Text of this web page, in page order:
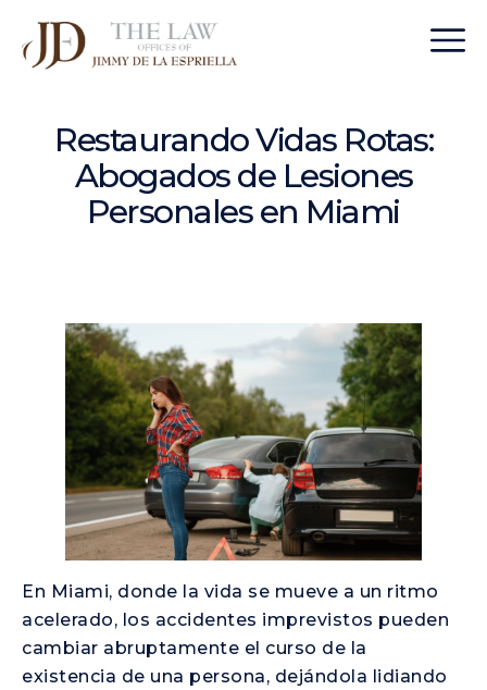
Restaurando Vidas Rotas:
Abogados de Lesiones
Personales en Miami
En Miami, donde la vida se mueve a un ritmo
acelerado, los accidentes imprevistos pueden
cambiar abruptamente el curso de la
existencia de una persona, dejándola lidiando